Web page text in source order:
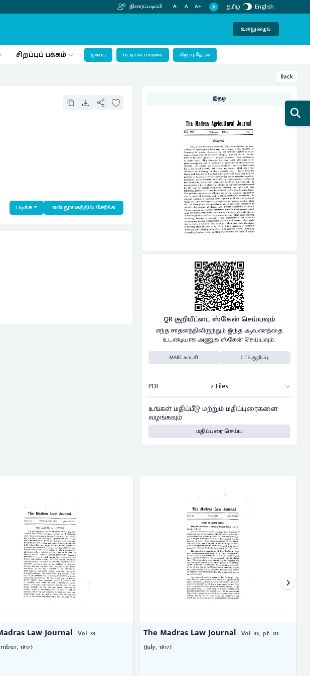
திரைப்படிப்பி A- A A+ A தமிழ் English
உள்நுழைக
சிறப்புப் பக்கம் முகப்பு பட்டியல் பார்வை சிறப்பு தேடல்
Back
படிக்க என் நூலகத்தில் சேர்க்க
இதழ்
QR குறியீட்டை ஸ்கேன் செய்யவும்
எந்த சாதனத்திலிருந்தும் இந்த ஆவணத்தை
உடனடியாக அணுக ஸ்கேன் செய்யவும்..
MARC காட்சி CITE குறிப்பு
PDF 2 Files
உங்கள் மதிப்பீடு மற்றும் மதிப்புரைகளை
வழங்கவும்
மதிப்புரை செய்ய
- Vol. 33
The Madras Law Journal- Vol. 33, pt. 01
The Madras